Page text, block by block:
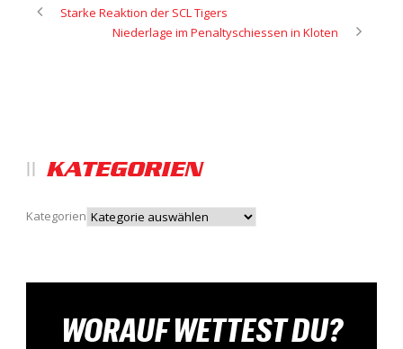
Starke Reaktion der SCL Tigers
Niederlage im Penaltyschiessen in Kloten
KATEGORIEN
Kategorien